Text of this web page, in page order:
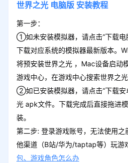
世界之光 电脑版 安装教程
第一步：
①如未安装模拟器，请点击“下载电
下载对应系统的模拟器最新版本。
将预安装世界之光 ，Mac设备启动
游戏中心，在游戏中心搜索世界之光
②如已安装模拟器，请点击“下载安
光 apk文件。下载完成后直接拖进
装。
第二步: 登录游戏账号，无法使用
他渠道（B站/华为/taptap等）玩游
包、游戏角色怎么办